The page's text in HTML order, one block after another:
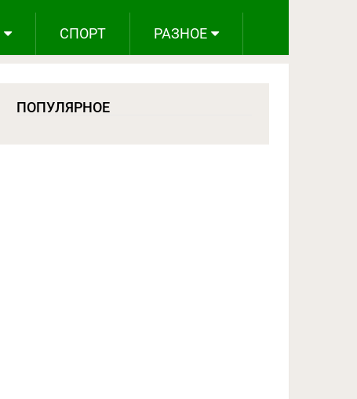
СПОРТ РАЗНОЕ
ПОПУЛЯРНОЕ